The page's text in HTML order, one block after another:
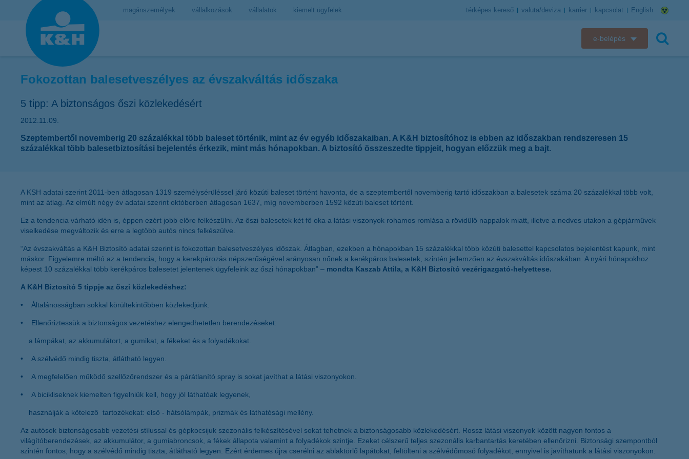
magánszemélyek vállalkozások vállalatok kiemelt ügyfelek térképes kereső valuta/deviza karrier kapcsolat English
e-belépés
K&H web Electra
K&H SZÉP Kártya
Fokozottan balesetveszélyes az évszakváltás időszaka
5 tipp: A biztonságos őszi közlekedésért
2012.11.09.
Szeptembertől novemberig 20 százalékkal több baleset történik, mint az év egyéb időszakaiban. A K&H biztosítóhoz is ebben az időszakban rendszeresen 15
százalékkal több balesetbiztosítási bejelentés érkezik, mint más hónapokban. A biztosító összeszedte tippjeit, hogyan előzzük meg a bajt.
A KSH adatai szerint 2011-ben átlagosan 1319 személysérüléssel járó közúti baleset történt havonta, de a szeptembertől novemberig tartó időszakban a balesetek száma 20 százalékkal több volt,
mint az átlag. Az elmúlt négy év adatai szerint októberben átlagosan 1637, míg novemberben 1592 közúti baleset történt.
Ez a tendencia várható idén is, éppen ezért jobb előre felkészülni. Az őszi balesetek két fő oka a látási viszonyok rohamos romlása a rövidülő nappalok miatt, illetve a nedves utakon a gépjárművek
viselkedése megváltozik és erre a legtöbb autós nincs felkészülve.
“Az évszakváltás a K&H Biztosító adatai szerint is fokozottan balesetveszélyes időszak. Átlagban, ezekben a hónapokban 15 százalékkal több közúti balesettel kapcsolatos bejelentést kapunk, mint
máskor. Figyelemre méltó az a tendencia, hogy a kerekpározás népszerűségével arányosan nőnek a kerékpáros balesetek, szintén jellemzően az évszakváltás időszakában. A nyári hónapokhoz
képest 10 százalékkal több kerékpáros balesetet jelentenek ügyfeleink az őszi hónapokban” – mondta Kaszab Attila, a K&H Biztosító vezérigazgató-helyettese.
A K&H Biztosító 5 tippje az őszi közlekedéshez:
• Általánosságban sokkal körültekintőbben közlekedjünk.
• Ellenőriztessük a biztonságos vezetéshez elengedhetetlen berendezéseket:
a lámpákat, az akkumulátort, a gumikat, a fékeket és a folyadékokat.
• A szélvédő mindig tiszta, átlátható legyen.
• A megfelelően működő szellőzőrendszer és a párátlanító spray is sokat javíthat a látási viszonyokon.
• A bicikliseknek kiemelten figyelniük kell, hogy jól láthatóak legyenek,
használják a kötelező tartozékokat: első - hátsólámpák, prizmák és láthatósági mellény.
Az autósok biztonságosabb vezetési stílussal és gépkocsijuk szezonális felkészítésével sokat tehetnek a biztonságosabb közlekedésért. Rossz látási viszonyok között nagyon fontos a
világítóberendezések, az akkumulátor, a gumiabroncsok, a fékek állapota valamint a folyadékok szintje. Ezeket célszerű teljes szezonális karbantartás keretében ellenőrizni. Biztonsági szempontból
szintén fontos, hogy a szélvédő mindig tiszta, átlátható legyen. Ezért érdemes újra cserélni az ablaktörlő lapátokat, feltölteni a szélvédőmosó folyadékot, ennyivel is javíthatunk a látási viszonyokon.